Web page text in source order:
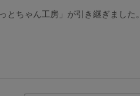
ちゃん工房」が引き継ぎました。